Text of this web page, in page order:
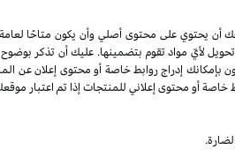
أن يحتوي على محتوى أصلي وأن يكون متاحًا
لأيّ مواد تقوم بتضمينها. عليك أن تذكر
بإمكانك إدراج روابط خاصة أو محتوى إعلان عن
أو محتوى إعلاني للمنتجات إذا تم اعتبار